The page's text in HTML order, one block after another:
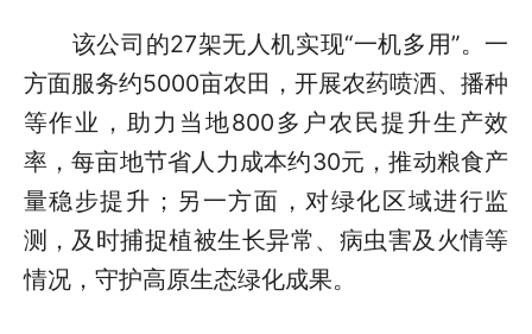
该公司的27架无人机实现“一机多用”。一
方面服务约5000亩农田，开展农药喷洒、播种
等作业，助力当地800多户农民提升生产效
率，每亩地节省人力成本约30元，推动粮食产
量稳步提升；另一方面，对绿化区域进行监
测，及时捕捉植被生长异常、病虫害及火情等
情况，守护高原生态绿化成果。